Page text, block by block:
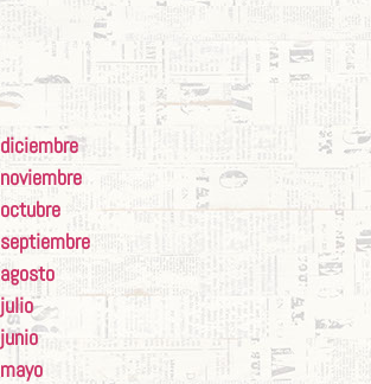
diciembre
noviembre
octubre
septiembre
agosto
julio
junio
mayo